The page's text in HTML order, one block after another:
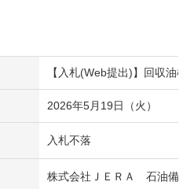
【入札(Web提出)】回収油
2026年5月19日（火）
入札不落
株式会社ＪＥＲＡ 石油備